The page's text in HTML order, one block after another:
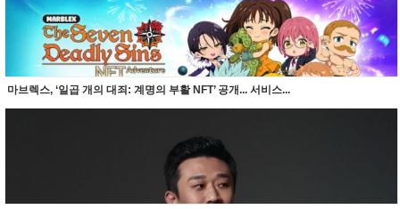
마브렉스, ‘일곱 개의 대죄: 계명의 부활 NFT’ 공개... 서비스...